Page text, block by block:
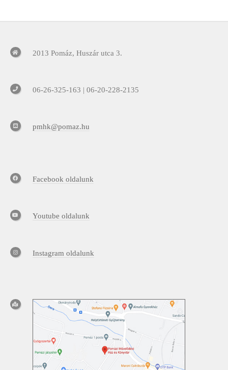
2013 Pomáz, Huszár utca 3.
06-26-325-163 | 06-20-228-2135
pmhk@pomaz.hu
Facebook oldalunk
Youtube oldalunk
Instagram oldalunk